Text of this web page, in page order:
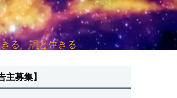
きる 詞と生きる
主募集】